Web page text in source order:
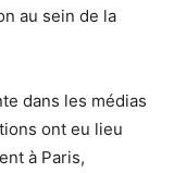
au sein de la
dans les médias
ont eu lieu
à Paris,